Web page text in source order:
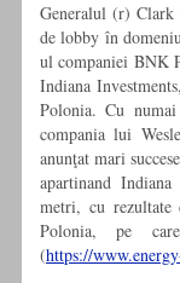
Generalul (r) Clark
de lobby în
ul companiei BNK
Indiana
Polonia. Cu
compania lui
anunţat mari
apartinand
metri, cu rezultate
Polonia, pe
(https://